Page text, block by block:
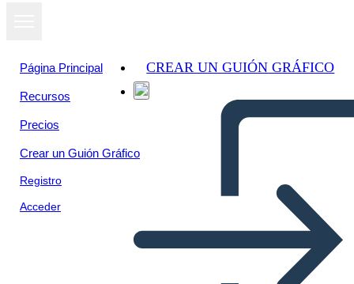
Página Principal
Recursos
Precios
Crear un Guión Gráfico
Registro
Acceder
CREAR UN GUIÓN GRÁFICO